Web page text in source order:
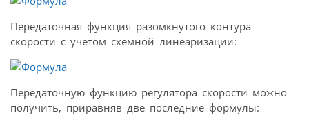
Передаточная функция разомкнутого контура
скорости с учетом схемной линеаризации:
Передаточную функцию регулятора скорости можно
получить, приравняв две последние формулы: